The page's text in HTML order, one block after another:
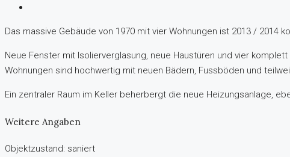
Das massive Gebäude von 1970 mit vier Wohnungen ist 2013 / 2014
Neue Fenster mit Isolierverglasung, neue Haustüren und vier
Wohnungen sind hochwertig mit neuen Bädern, Fussböden und
Ein zentraler Raum im Keller beherbergt die neue Heizungsanlage,
Weitere Angaben
Objektzustand: saniert